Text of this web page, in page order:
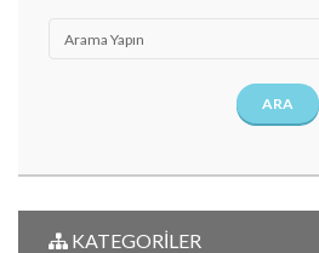
ARA
KATEGORİLER